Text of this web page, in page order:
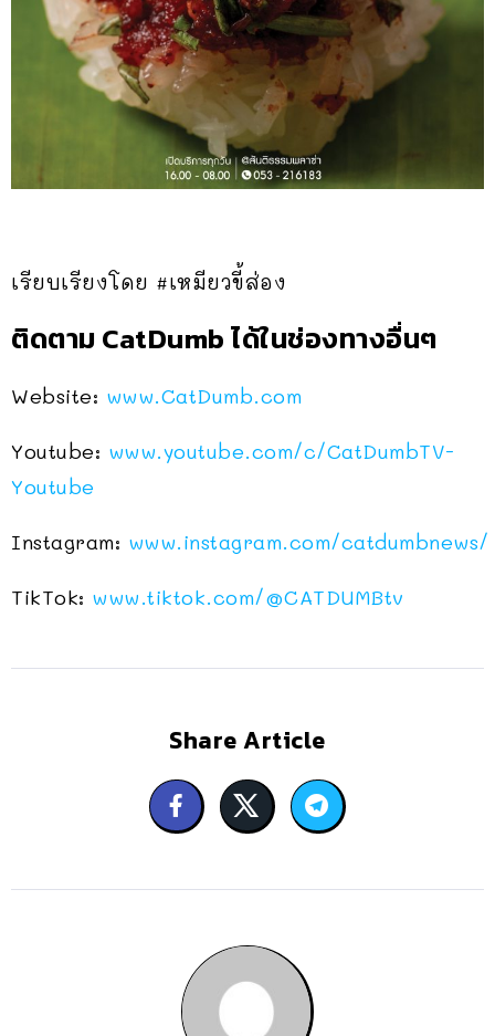
เรียบเรียงโดย #เหมียวขี้ส่อง
ติดตาม CatDumb ได้ในช่องทางอื่นๆ
Website: www.CatDumb.com
Youtube: www.youtube.com/c/CatDumbTV-
Youtube
Instagram: www.instagram.com/catdumbnews/
TikTok: www.tiktok.com/@CATDUMBtv
Share Article